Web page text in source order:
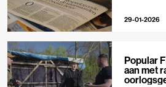
29-01-2026
Popular
aan met